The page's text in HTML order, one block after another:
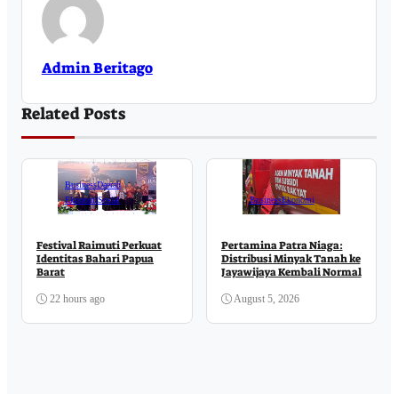
Admin Beritago
Related Posts
BusinessDaerah
EkonomiSosial
Festival Raimuti Perkuat
Identitas Bahari Papua
Barat
22 hours ago
BusinessEkonomi
Pertamina Patra Niaga:
Distribusi Minyak Tanah ke
Jayawijaya Kembali Normal
August 5, 2026